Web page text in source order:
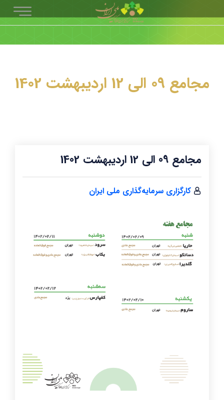
مجامع 09 الی 12 اردیبهشت 1402
مجامع 09 الی 12 اردیبهشت 1402
کارگزاری سرمایه‌گذاری ملی ایران